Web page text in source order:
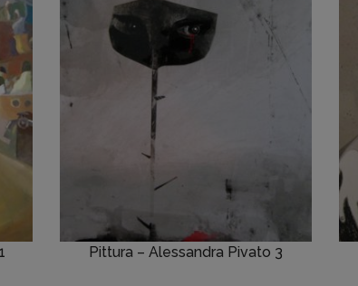
Pittura – Alessandra Pivato 3